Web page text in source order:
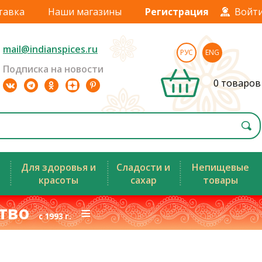
Наши магазины Регистрация
mail@indianspices.ru
Подписка на новости
РУС ENG
0 товаров
Для здоровья и
красоты
Сладости и
сахар
Непищевые
товары
с 1993 г.≡